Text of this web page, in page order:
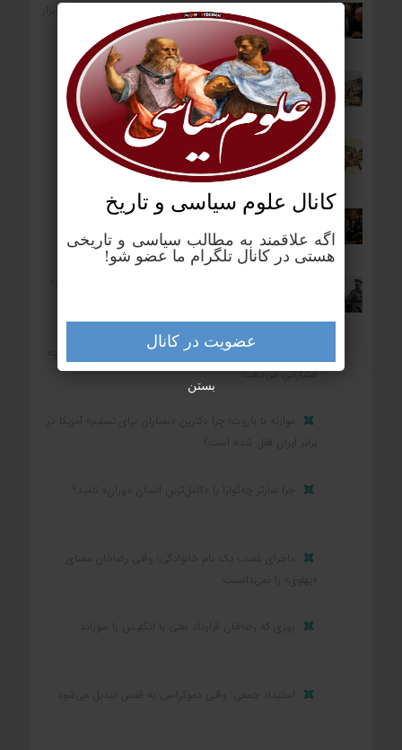
کارکرد رضا پهلوی برای واشنگتن و تل‌آویو؛ «آلترناتیو» یا «ابزار
آشوب»؟
ردپای استعمار بر جغرافیای سیاسی؛ چگونه فاتحان نام
کشورهای امروز را نوشتند؟
آمریکا: از مستعمره بریتانیا تا ایالات متحده
بزرگ‌ترین رنج بشر چیست؟
کشوری که در جنگ شکست می‌خورد و تسلیم می‌شود، چه
امتیازاتی می‌دهد؟
موازنه با باروت؛ چرا دکترین «بمباران برای تسلیم» آمریکا در
چرا سارتر چه‌گوارا را «کامل‌ترین انسان دوران» نامید؟
ماجرای غصب یک نام خانوادگی؛ وقتی رضاخان معنای
«پهلوی» را نمی‌دانست
کانال علوم‌ سیاسی و تاریخ
اگه علاقمند به مطالب سیاسی و تاریخی
هستی در کانال تلگرام ما عضو شو!
عضویت در کانال
بستن